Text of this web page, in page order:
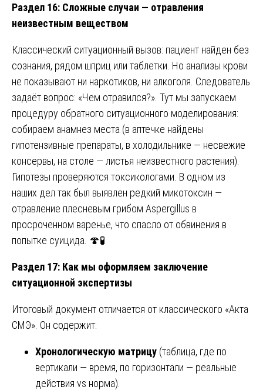
Раздел 16: Сложные случаи — отравления
неизвестным веществом
Классический ситуационный вызов: пациент найден без
сознания, рядом шприц или таблетки. Но анализы крови
не показывают ни наркотиков, ни алкоголя. Следователь
задаёт вопрос: «Чем отравился?». Тут мы запускаем
процедуру обратного ситуационного моделирования:
собираем анамнез места (в аптечке найдены
гипотензивные препараты, в холодильнике — несвежие
консервы, на столе — листья неизвестного растения).
Гипотезы проверяются токсикологами. В одном из
наших дел так был выявлен редкий микотоксин —
отравление плесневым грибом Aspergillus в
просроченном варенье, что спасло от обвинения в
попытке суицида. 🍄🧪
Раздел 17: Как мы оформляем заключение
ситуационной экспертизы
Итоговый документ отличается от классического «Акта
СМЭ». Он содержит:
Хронологическую матрицу (таблица, где по
вертикали — время, по горизонтали — реальные
действия vs норма).